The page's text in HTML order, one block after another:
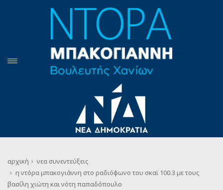
αρχική νεα συνεντεύξεις
η ντόρα μπακογιάννη στο ραδιόφωνο του σκαϊ 100.3 με τους
βασίλη χιώτη και νότη παπαδόπουλο